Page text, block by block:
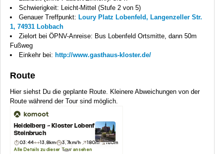
Schwierigkeit: Leicht-Mittel (Stufe 2 von 5)
Genauer Treffpunkt: Loury Platz Lobenfeld, Langenzeller Str.
1, 74931 Lobbach
Zielort bei ÖPNV-Anreise: Bus Lobenfeld Ortsmitte, dann 50m
Fußweg
Einkehr bei: http://www.gasthaus-kloster.de/
Route
Hier siehst Du die geplante Route. Kleinere Abweichungen von der
Route während der Tour sind möglich.